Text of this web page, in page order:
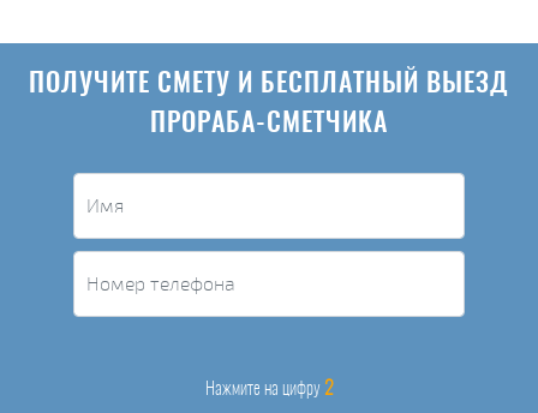
ПОЛУЧИТЕ СМЕТУ И БЕСПЛАТНЫЙ ВЫЕЗД
ПРОРАБА-СМЕТЧИКА
Нажмите на цифру 2